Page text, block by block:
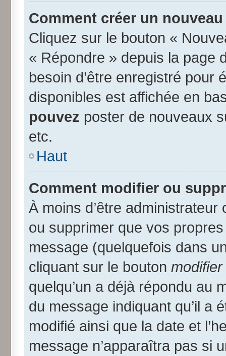
Comment créer un
Cliquez sur le bouton «
« Répondre » depuis la page
besoin d’être enregistré pour
disponibles est affichée en
pouvez poster de nouveaux
etc.
Haut
Comment modifier ou
À moins d’être
ou supprimer que vos
message (quelquefois dans
cliquant sur le bouton modifier
quelqu’un a déjà répondu au
du message indiquant qu’il a
modifié ainsi que la date et
message n’apparaîtra pas si